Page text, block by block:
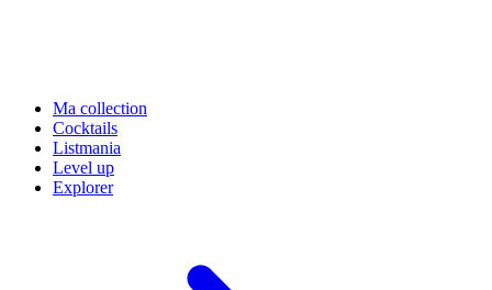
Ma collection
Cocktails
Listmania
Level up
Explorer